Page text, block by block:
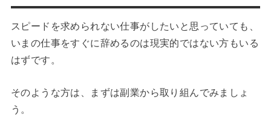
スピードを求められない仕事がしたいと思っていても、
いまの仕事をすぐに辞めるのは現実的ではない方もいる
はずです。
そのような方は、まずは副業から取り組んでみましょ
う。